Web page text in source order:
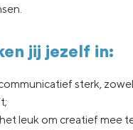
jij jezelf in:
sterk, zowel
leuk om creatief mee